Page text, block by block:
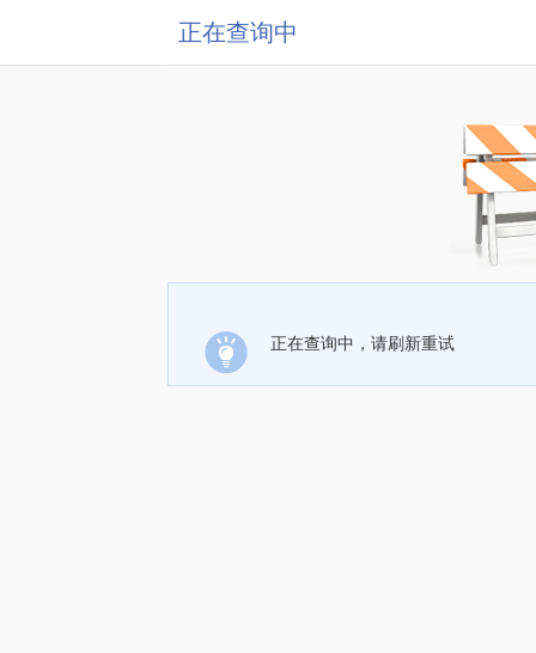
正在查询中
正在查询中，请刷新重试